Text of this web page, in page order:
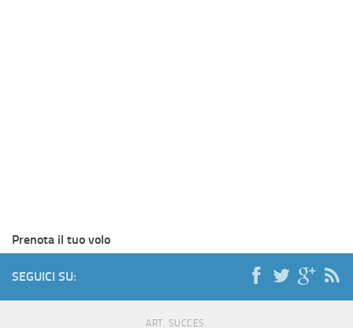
Prenota il tuo volo
SEGUICI SU:
ART. SUCCES.